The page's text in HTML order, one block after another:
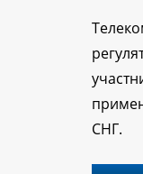
СНГ.